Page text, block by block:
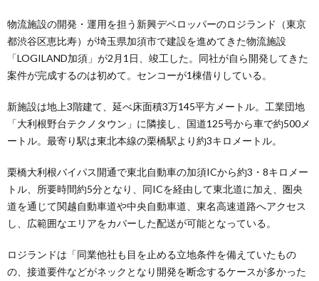
物流施設の開発・運用を担う新興デベロッパーのロジランド（東京
都渋谷区恵比寿）が埼玉県加須市で建設を進めてきた物流施設
「LOGILAND加須」が2月1日、竣工した。同社が自ら開発してきた
案件が完成するのは初めて。センコーが1棟借りしている。
新施設は地上3階建て、延べ床面積3万145平方メートル。工業団地
「大利根野台テクノタウン」に隣接し、国道125号から車で約500メ
ートル。最寄り駅は東北本線の栗橋駅より約3キロメートル。
栗橋大利根バイパス開通で東北自動車の加須ICから約3・8キロメー
トル、所要時間約5分となり、同ICを経由して東北道に加え、圏央
道を通じて関越自動車道や中央自動車道、東名高速道路へアクセス
し、広範囲なエリアをカバーした配送が可能となっている。
ロジランドは「同業他社も目を止める立地条件を備えていたもの
の、接道要件などがネックとなり開発を断念するケースが多かった